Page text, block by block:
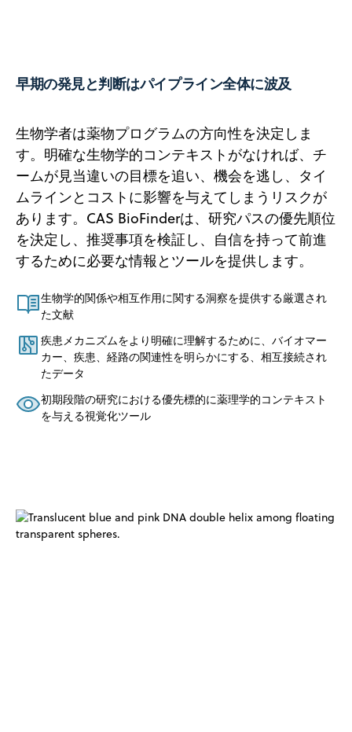
早期の発見と判断はパイプライン全体に波及
生物学者は薬物プログラムの方向性を決定しま
す。明確な生物学的コンテキストがなければ、チ
ームが見当違いの目標を追い、機会を逃し、タイ
ムラインとコストに影響を与えてしまうリスクが
あります。CAS BioFinderは、研究パスの優先順位
を決定し、推奨事項を検証し、自信を持って前進
するために必要な情報とツールを提供します。
生物学的関係や相互作用に関する洞察を提供する厳選され
た文献
疾患メカニズムをより明確に理解するために、バイオマー
カー、疾患、経路の関連性を明らかにする、相互接続され
たデータ
初期段階の研究における優先標的に薬理学的コンテキスト
を与える視覚化ツール